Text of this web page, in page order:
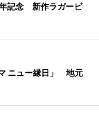
記念 新作ラガービ
ニュー縁日」 地元